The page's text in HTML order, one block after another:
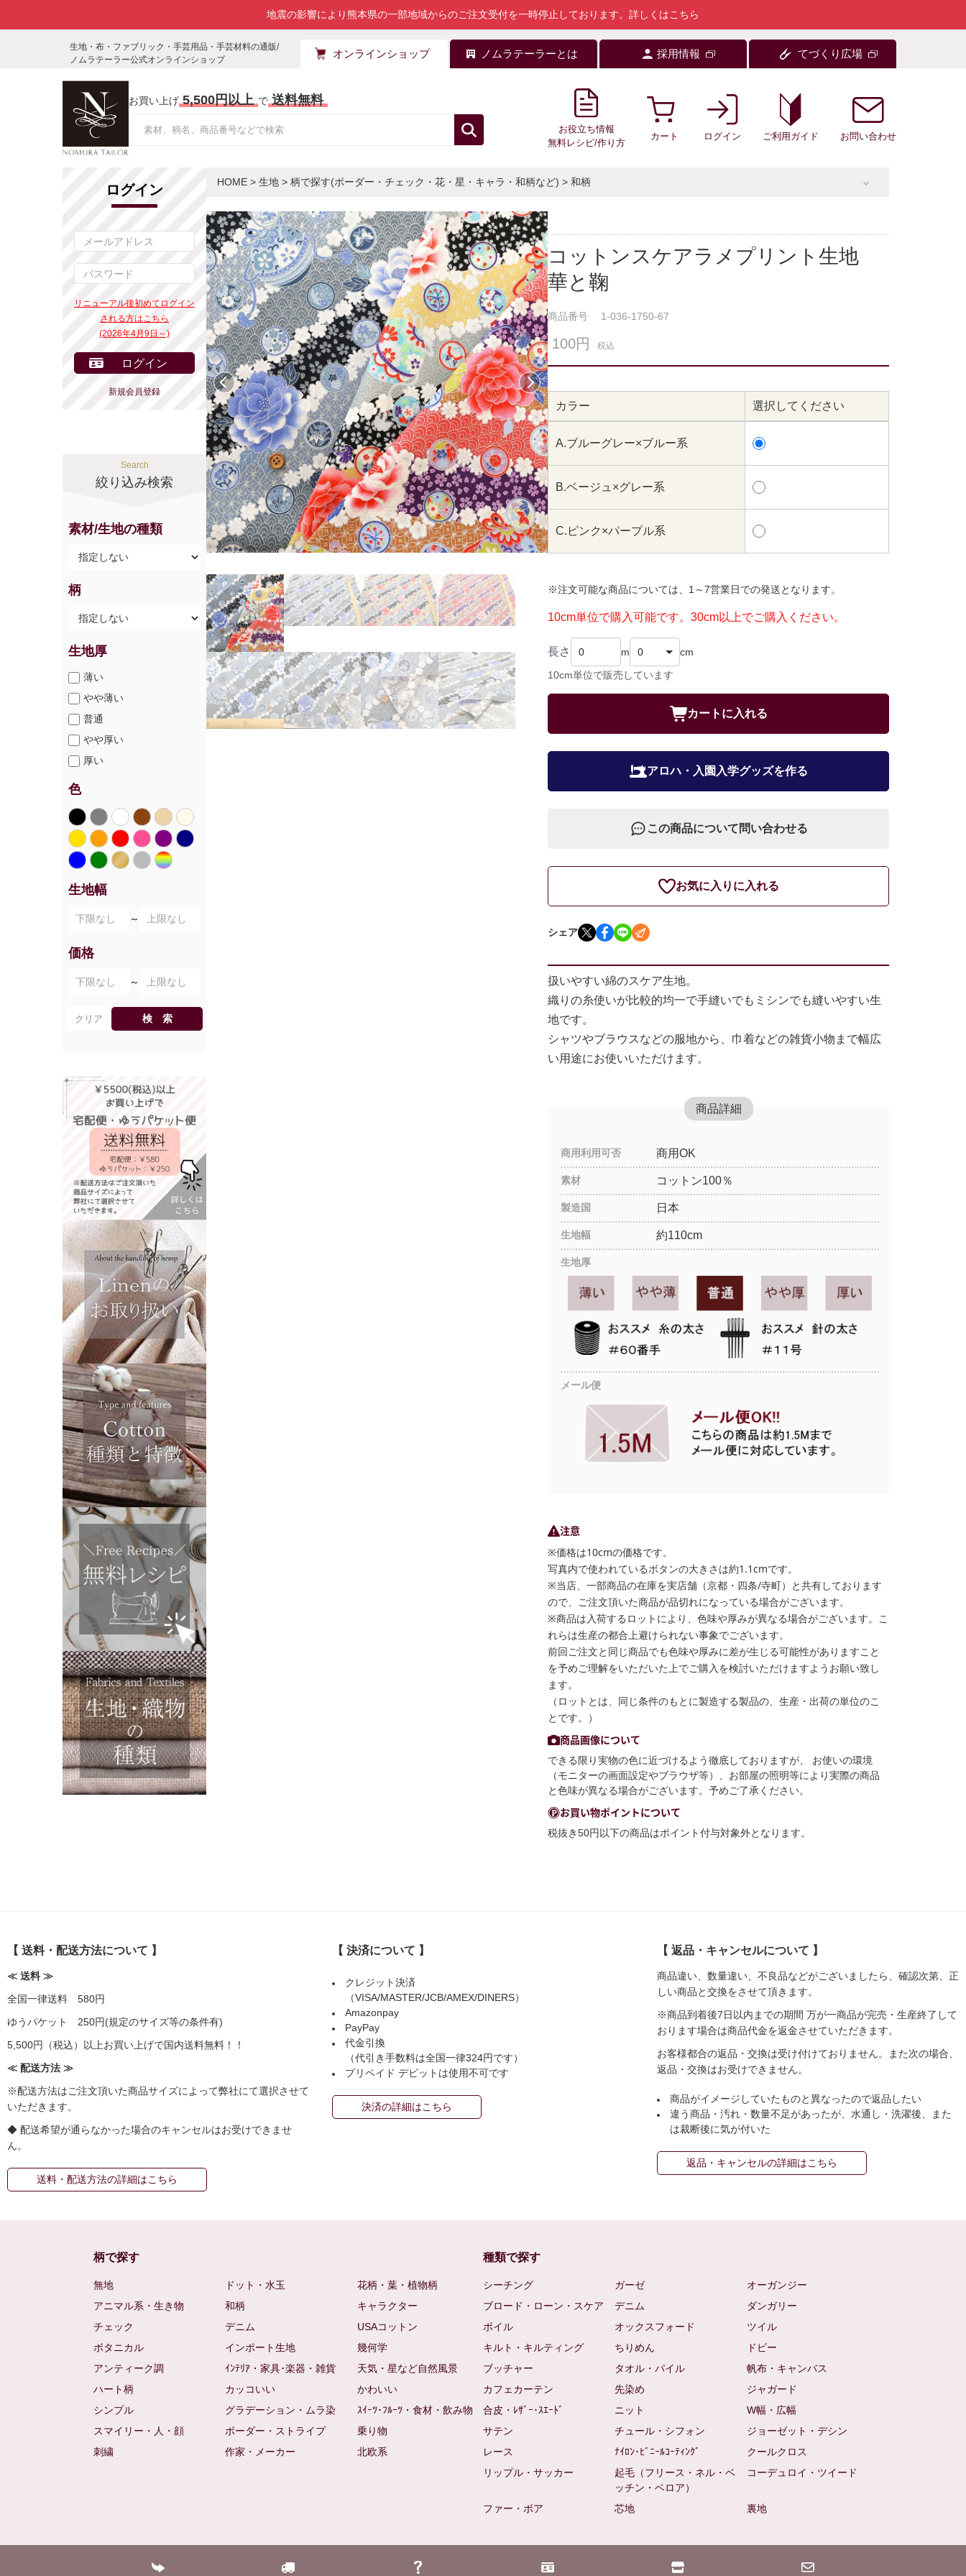
地震の影響により熊本県の一部地域からのご注文受付を一時停止しております。 詳しくはこちら
生地・布・ファブリック・手芸用品・手芸材料の通販/
ノムラテーラー公式オンラインショップ
オンラインショップ ノムラテーラーとは 採用情報 てづくり広場
お買い上げ 5,500円以上 で 送料無料
お役立ち情報
無料レシピ/作り方
カート ログイン ご利用ガイド お問い合わせ
ログイン
リニューアル後初めてログイン
される方はこちら
(2026年4月9日～)
ログイン
新規会員登録
Search
絞り込み検索
素材/生地の種類
柄
生地厚
薄い
やや薄い
普通
やや厚い
厚い
色
生地幅
～
価格
～
クリア 検 索
HOME > 生地 > 柄で探す(ボーダー・チェック・花・星・キャラ・和柄など) > 和柄
前へ 次へ
コットンスケアラメプリント生地
華と鞠
商品番号 1-036-1750-67
100円 税込
カラー 選択してください
A.ブルーグレー×ブルー系
B.ベージュ×グレー系
C.ピンク×パープル系
※注文可能な商品については、1～7営業日での発送となります。
10cm単位で購入可能です。30cm以上でご購入ください。
長さ m cm
10cm単位で販売しています
カートに入れる
アロハ・入園入学グッズを作る
この商品について問い合わせる
お気に入りに入れる
シェア
扱いやすい綿のスケア生地。
織りの糸使いが比較的均一で手縫いでもミシンでも縫いやすい生
地です。
シャツやブラウスなどの服地から、巾着などの雑貨小物まで幅広
い用途にお使いいただけます。
商品詳細
商用利用可否 商用OK
素材 コットン100％
製造国 日本
生地幅 約110cm
生地厚
メール便
注意
※価格は10cmの価格です。
写真内で使われているボタンの大きさは約1.1cmです。
※当店、一部商品の在庫を実店舗（京都・四条/寺町）と共有しております
ので、ご注文頂いた商品が品切れになっている場合がございます。
※商品は入荷するロットにより、色味や厚みが異なる場合がございます。こ
れらは生産の都合上避けられない事象でございます。
前回ご注文と同じ商品でも色味や厚みに差が生じる可能性がありますこと
を予めご理解をいただいた上でご購入を検討いただけますようお願い致し
ます。
（ロットとは、同じ条件のもとに製造する製品の、生産・出荷の単位のこ
とです。）
商品画像について
できる限り実物の色に近づけるよう徹底しておりますが、 お使いの環境
（モニターの画面設定やブラウザ等）、お部屋の照明等により実際の商品
と色味が異なる場合がございます。予めご了承ください。
お買い物ポイントについて
税抜き50円以下の商品はポイント付与対象外となります。
【 送料・配送方法について 】
≪ 送料 ≫
全国一律送料 580円
ゆうパケット 250円(規定のサイズ等の条件有)
5,500円（税込）以上お買い上げで国内送料無料！！
≪ 配送方法 ≫
※配送方法はご注文頂いた商品サイズによって弊社にて選択させて
いただきます。
◆ 配送希望が通らなかった場合のキャンセルはお受けできませ
ん。
送料・配送方法の詳細はこちら
【 決済について 】
クレジット決済
（VISA/MASTER/JCB/AMEX/DINERS）
Amazonpay
PayPay
代金引換
（代引き手数料は全国一律324円です）
プリペイド デビットは使用不可です
決済の詳細はこちら
【 返品・キャンセルについて 】
商品違い、数量違い、不良品などがございましたら、確認次第、正
しい商品と交換をさせて頂きます。
※商品到着後7日以内までの期間 万が一商品が完売・生産終了して
おります場合は商品代金を返金させていただきます。
お客様都合の返品・交換は受け付けておりません。また次の場合、
返品・交換はお受けできません。
商品がイメージしていたものと異なったので返品したい
違う商品・汚れ・数量不足があったが、水通し・洗濯後、また
は裁断後に気が付いた
返品・キャンセルの詳細はこちら
柄で探す
無地 ドット・水玉
花柄・葉・植物柄
アニマル系・生き物
和柄
キャラクター
チェック
デニム
USAコットン
ボタニカル
インポート生地
幾何学
アンティーク調
ｲﾝﾃﾘｱ・家具･楽器・雑貨
天気・星など自然風景
ハート柄
カッコいい
かわいい
シンプル
グラデーション・ムラ染
ｽｲｰﾂ･ﾌﾙｰﾂ・食材・飲み物
スマイリー・人・顔
ボーダー・ストライプ
乗り物
刺繍
作家・メーカー 北欧系
種類で探す
シーチング ガーゼ
オーガンジー
ブロード・ローン・スケア
デニム
ダンガリー
ボイル
オックスフォード
ツイル
キルト・キルティング
ちりめん
ドビー
ブッチャー
タオル・パイル
帆布・キャンバス
カフェカーテン
先染め
ジャガード
合皮・ﾚｻﾞｰ･ｽｴｰﾄﾞ
ニット
W幅・広幅
サテン
チュール・シフォン
ジョーゼット・デシン
レース
ﾅｲﾛﾝ･ﾋﾞﾆｰﾙｺｰﾃｨﾝｸﾞ
クールクロス
リップル・サッカー
起毛（フリース・ネル・ベ
ッチン・ベロア）
コーデュロイ・ツイード
ファー・ボア 芯地 裏地